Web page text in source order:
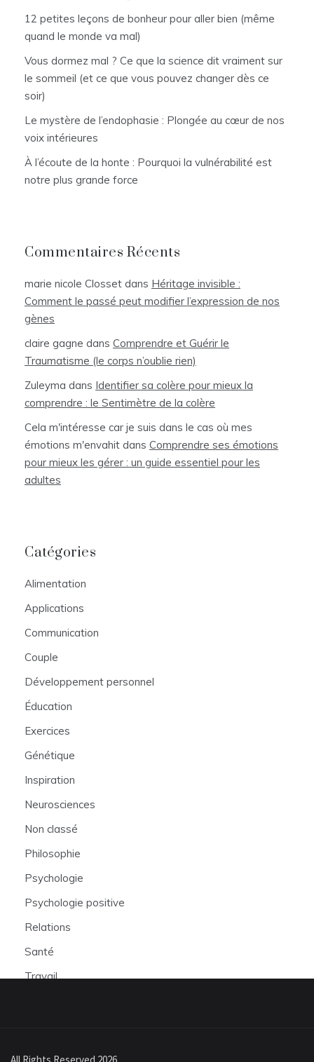
12 petites leçons de bonheur pour aller bien (même
quand le monde va mal)
Vous dormez mal ? Ce que la science dit vraiment sur
le sommeil (et ce que vous pouvez changer dès ce
soir)
Le mystère de l’endophasie : Plongée au cœur de nos
voix intérieures
À l’écoute de la honte : Pourquoi la vulnérabilité est
notre plus grande force
Commentaires Récents
marie nicole Closset dans Héritage invisible :
Comment le passé peut modifier l’expression de nos
gènes
claire gagne dans Comprendre et Guérir le
Traumatisme (le corps n’oublie rien)
Zuleyma dans Identifier sa colère pour mieux la
comprendre : le Sentimètre de la colère
Cela m'intéresse car je suis dans le cas où mes
émotions m'envahit dans Comprendre ses émotions
pour mieux les gérer : un guide essentiel pour les
adultes
Catégories
Alimentation
Applications
Communication
Couple
Développement personnel
Éducation
Exercices
Génétique
Inspiration
Neurosciences
Non classé
Philosophie
Psychologie
Psychologie positive
Relations
Santé
Travail